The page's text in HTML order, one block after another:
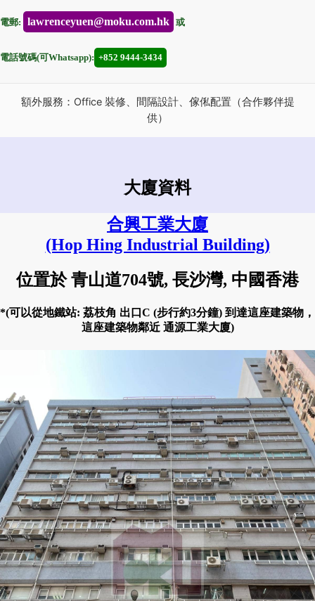
電郵: lawrenceyuen@moku.com.hk 或
電話號碼(可Whatsapp): +852 9444-3434
額外服務：Office 裝修、間隔設計、傢俬配置（合作夥伴提
供）
大廈資料
合興工業大廈
(Hop Hing Industrial Building)
位置於 青山道704號, 長沙灣, 中國香港
*(可以從地鐵站: 荔枝角 出口C (步行約3分鐘) 到達這座建築物，
這座建築物鄰近 通源工業大廈)